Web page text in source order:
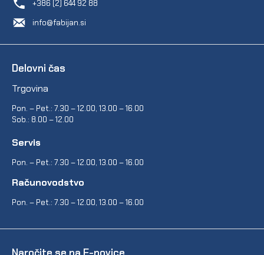
+386 (2) 644 92 88
info@fabijan.si
Delovni čas
Trgovina
Pon. – Pet.: 7.30 – 12.00, 13.00 – 16.00
Sob.: 8.00 – 12.00
Servis
Pon. – Pet.: 7.30 – 12.00, 13.00 – 16.00
Računovodstvo
Pon. – Pet.: 7.30 – 12.00, 13.00 – 16.00